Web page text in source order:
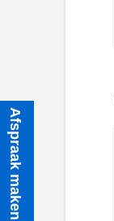
Afspraak maken